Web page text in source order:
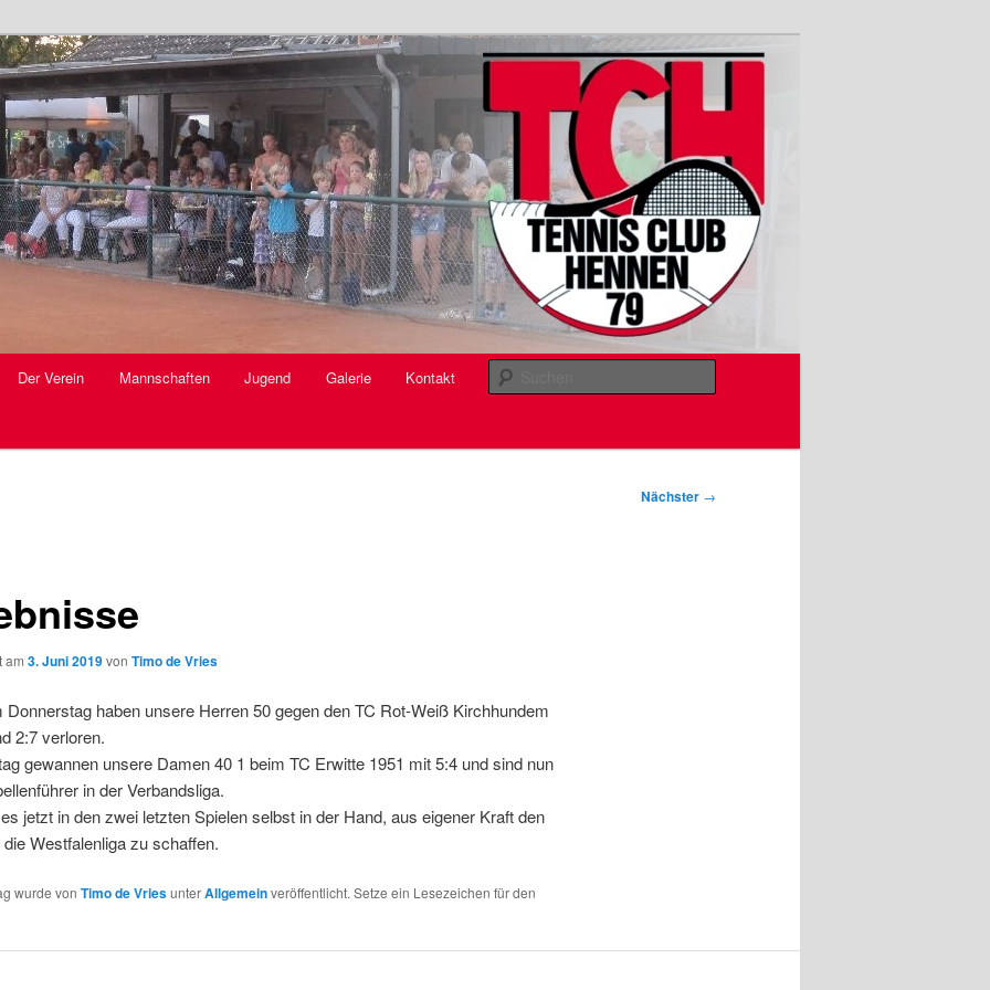
Der Verein Mannschaften Jugend Galerie Kontakt
Nächster →
am 3. Juni 2019von Timo de Vries
Donnerstag haben unsere Herren 50 gegen den TC Rot-Weiß Kirchhundem
2:7 verloren.
gewannen unsere Damen 40 1 beim TC Erwitte 1951 mit 5:4 und sind nun
in der Verbandsliga.
jetzt in den zwei letzten Spielen selbst in der Hand, aus eigener Kraft den
Westfalenliga zu schaffen.
wurde von Timo de VriesunterAllgemeinveröffentlicht. Setze ein Lesezeichen für den